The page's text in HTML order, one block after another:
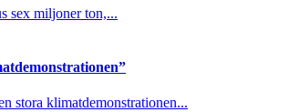
sex miljoner ton,...
stora klimatdemonstrationen...